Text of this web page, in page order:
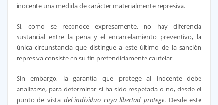
inocente una medida de carácter materialmente represiva.
Si, como se reconoce expresamente, no hay diferencia
sustancial entre la pena y el encarcelamiento preventivo, la
única circunstancia que distingue a este último de la sanción
represiva consiste en su fin pretendidamente cautelar.
Sin embargo, la garantía que protege al inocente debe
analizarse, para determinar si ha sido respetada o no, desde el
punto de vista del individuo cuya libertad protege. Desde este